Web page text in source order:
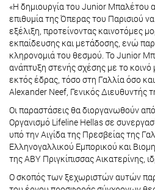
«Η δημιουργία του Junior Μπαλέτου
επιθυμία της Όπερας του Παρισιού
εξέλιξη, προτείνοντας καινοτόμες
εκπαίδευσης και μετάδοσης, ενώ
κληρονομιά του θεσμού. Το Junior
ανάπτυξη στενής σχέσης με το
εκτός έδρας, τόσο στη Γαλλία όσο
Alexander Neef, Γενικός Διευθυντής
Οι παραστάσεις θα διοργανωθούν
Οργανισμό Lifeline Hellas σε
υπό την Αιγίδα της Πρεσβείας της
Ελληνογαλλικού Εμπορικού και
της ΑΒΥ Πριγκίπισσας Αικατερίνης,
Ο σκοπός των ξεχωριστών αυτών